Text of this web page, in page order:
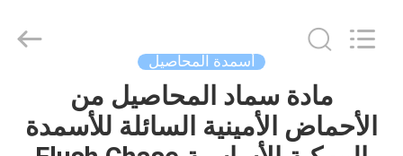
الصفحة
الرئيسية
Technology
Co.,Ltd.
أسمدة المحاصيل
مادة سماد المحاصيل من
الأحماض الأمينية السائلة للأسمدة